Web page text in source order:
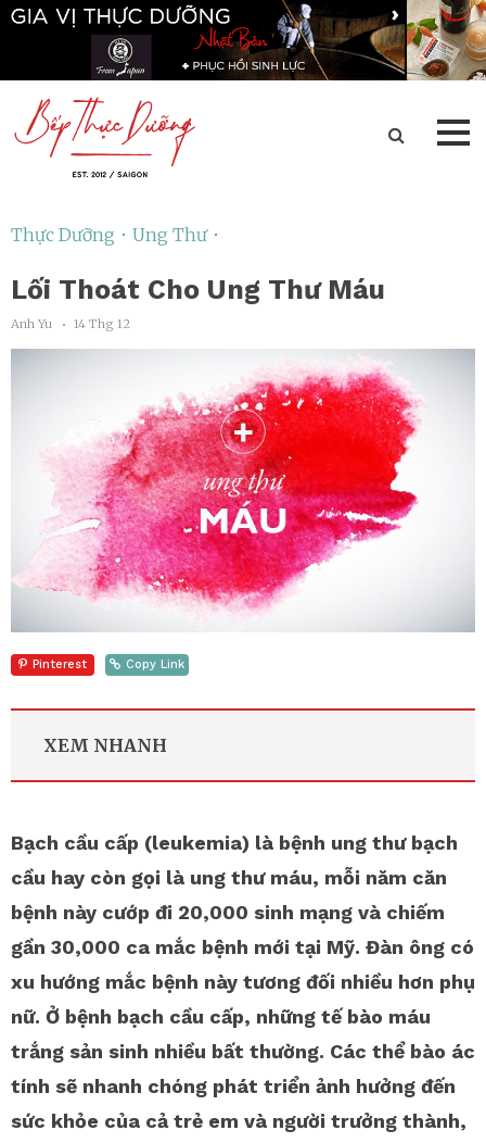
Thực Dưỡng ･ Ung Thư ･
Lối Thoát Cho Ung Thư Máu
Anh Yu 14 Thg 12
Pinterest Copy Link
XEM NHANH
Bạch cầu cấp (leukemia) là bệnh ung thư bạch
cầu hay còn gọi là ung thư máu, mỗi năm căn
bệnh này cướp đi 20,000 sinh mạng và chiếm
gần 30,000 ca mắc bệnh mới tại Mỹ. Đàn ông có
xu hướng mắc bệnh này tương đối nhiều hơn phụ
nữ. Ở bệnh bạch cầu cấp, những tế bào máu
trắng sản sinh nhiều bất thường. Các thể bào ác
tính sẽ nhanh chóng phát triển ảnh hưởng đến
sức khỏe của cả trẻ em và người trưởng thành,